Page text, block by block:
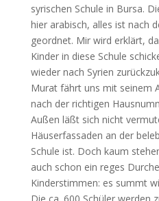
syrischen Schule in Bursa.
hier arabisch, alles ist nach
geordnet. Mir wird erklärt,
Kinder in diese Schule
wieder nach Syrien
Murat fährt uns mit seinem
nach der richtigen
Außen läßt sich nicht
Häuserfassaden an der
Schule ist. Doch kaum
auch schon ein reges
Kinderstimmen: es summt